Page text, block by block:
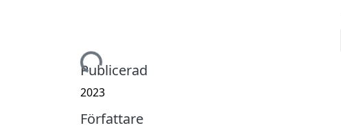
Hämtar...
Publicerad
2023
Författare